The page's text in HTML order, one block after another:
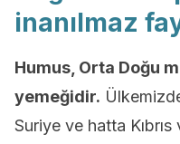
inanılmaz
Humus, Orta Doğu
yemeğidir.
Suriye ve hatta